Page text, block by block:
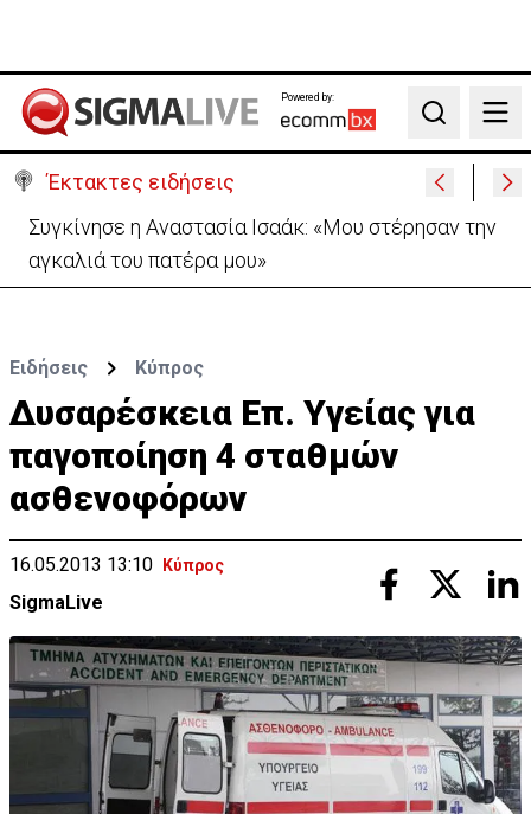
Powered by:
Search
Έκτακτες ειδήσεις
Μεγάλο πακέτο όπλων από Τουρκία προς Ουκρανία
-Κίνηση με μήνυμα προς Μόσχα;
Ειδήσεις Κύπρος
Δυσαρέσκεια Επ. Υγείας για
παγοποίηση 4 σταθμών
ασθενοφόρων
16.05.2013 13:10 Κύπρος
SigmaLive